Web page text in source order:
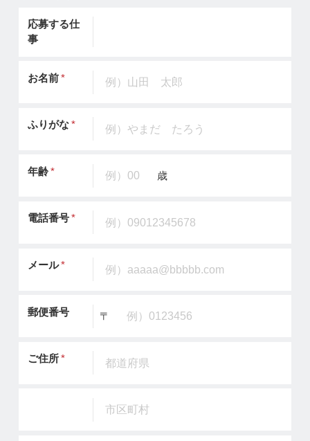
応募する仕
事
お名前*
ふりがな*
年齢* 歳
電話番号*
メール*
郵便番号 〒
ご住所*